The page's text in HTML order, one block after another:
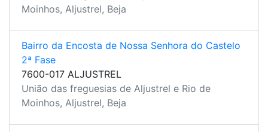
Moinhos, Aljustrel, Beja
Bairro da Encosta de Nossa Senhora do Castelo
2ª Fase
7600-017 ALJUSTREL
União das freguesias de Aljustrel e Rio de
Moinhos, Aljustrel, Beja